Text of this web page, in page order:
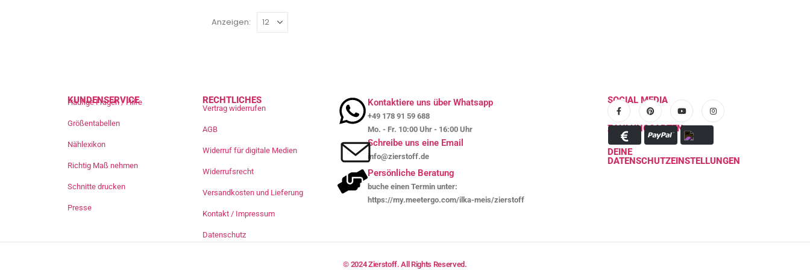
Anzeigen:
KUNDENSERVICE
Häufige Fragen / Hilfe
Größentabellen
Nählexikon
Richtig Maß nehmen
Schnitte drucken
Presse
RECHTLICHES
Vertrag widerrufen
AGB
Widerruf für digitale Medien
Widerrufsrecht
Versandkosten und Lieferung
Kontakt / Impressum
Datenschutz
Kontaktiere uns über Whatsapp
+49 178 91 59 688
Mo. - Fr. 10:00 Uhr - 16:00 Uhr
Schreibe uns eine Email
info@zierstoff.de
Persönliche Beratung
buche einen Termin unter:
https://my.meetergo.com/ilka-meis/zierstoff
SOCIAL MEDIA
ZAHLUNGSARTEN
DEINE
DATENSCHUTZEINSTELLUNGEN
© 2024 Zierstoff. All Rights Reserved.